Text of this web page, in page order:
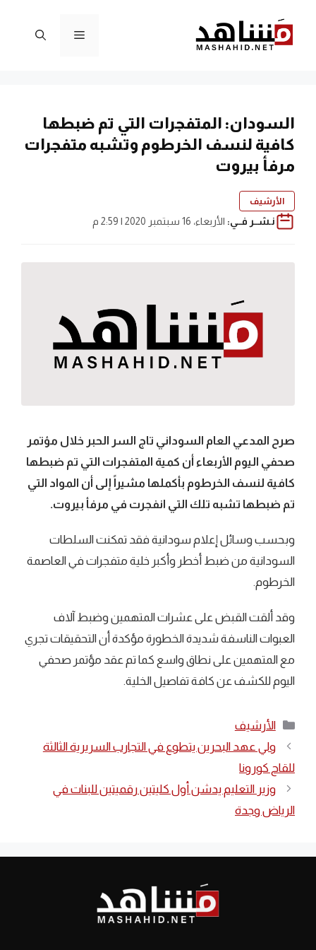
المحتوى
القائمة
السودان: المتفجرات التي تم ضبطها
كافية لنسف الخرطوم وتشبه متفجرات
مرفأ بيروت
الأرشيف
نـشــر فــي: الأربعاء، 16 سبتمبر 2020 | 2:59 م
صرح المدعي العام السوداني تاج السر الحبر خلال مؤتمر
صحفي اليوم الأربعاء أن كمية المتفجرات التي تم ضبطها
كافية لنسف الخرطوم بأكملها مشيراً إلى أن المواد التي
تم ضبطها تشبه تلك التي انفجرت في مرفأ بيروت.
وبحسب وسائل إعلام سودانية فقد تمكنت السلطات
السودانية من ضبط أخطر وأكبر خلية متفجرات في العاصمة
الخرطوم.
وقد ألقت القبض على عشرات المتهمين وضبط آلاف
العبوات الناسفة شديدة الخطورة مؤكدة أن التحقيقات تجري
مع المتهمين على نطاق واسع كما تم عقد مؤتمر صحفي
اليوم للكشف عن كافة تفاصيل الخلية.
التصنيفات
الأرشيف
ولي عهد البحرين يتطوع في التجارب السريرية الثالثة
للقاح كورونا
وزير التعليم يدشن أول كليتين رقميتين للبنات في
الرياض وجدة